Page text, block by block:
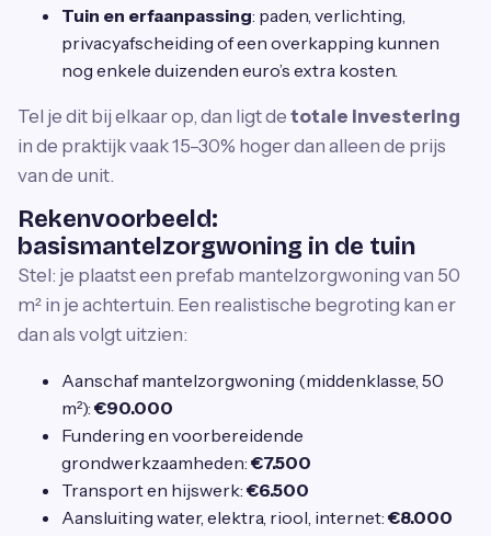
Tuin en erfaanpassing: paden, verlichting,
privacyafscheiding of een overkapping kunnen
nog enkele duizenden euro’s extra kosten.
Tel je dit bij elkaar op, dan ligt de totale investering
in de praktijk vaak 15–30% hoger dan alleen de prijs
van de unit.
Rekenvoorbeeld:
basismantelzorgwoning in de tuin
Stel: je plaatst een prefab mantelzorgwoning van 50
m² in je achtertuin. Een realistische begroting kan er
dan als volgt uitzien:
Aanschaf mantelzorgwoning (middenklasse, 50
m²): €90.000
Fundering en voorbereidende
grondwerkzaamheden: €7.500
Transport en hijswerk: €6.500
Aansluiting water, elektra, riool, internet: €8.000